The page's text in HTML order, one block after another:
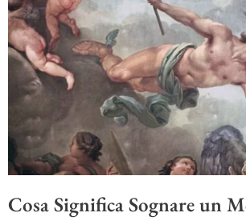
Cosa Significa Sognare un